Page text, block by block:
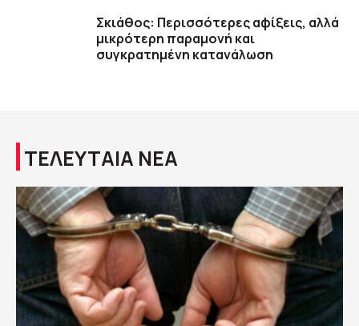
Σκιάθος: Περισσότερες αφίξεις, αλλά
μικρότερη παραμονή και
συγκρατημένη κατανάλωση
ΤΕΛΕΥΤΑΙΑ ΝΕΑ